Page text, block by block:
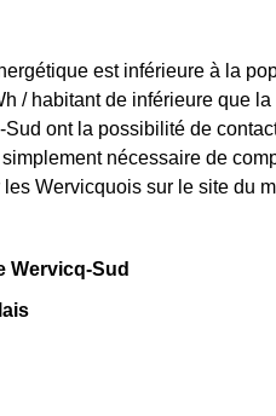
est inférieure à la
/ habitant de inférieure que
ont la possibilité de
nécessaire de
Wervicquois sur le site du
Wervicq-Sud